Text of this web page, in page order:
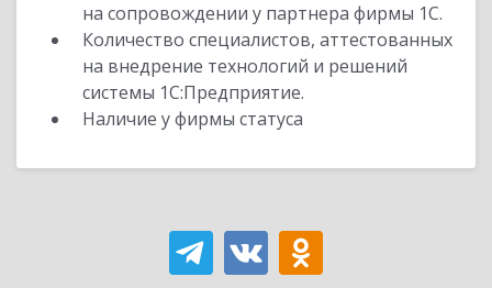
на сопровождении у партнера фирмы 1С.
Количество специалистов, аттестованных
на внедрение технологий и решений
системы 1С:Предприятие.
Наличие у фирмы статуса